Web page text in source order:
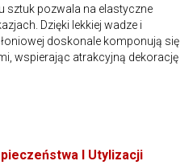
sztuk pozwala na elastyczne
Dzięki lekkiej wadze i
doskonale komponują się
wspierając atrakcyjną dekorację
I Utylizacji